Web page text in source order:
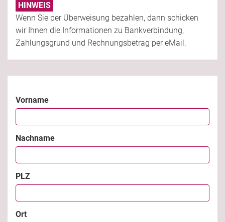
HINWEIS
Wenn Sie per Überweisung bezahlen, dann schicken
wir Ihnen die Informationen zu Bankverbindung,
Zahlungsgrund und Rechnungsbetrag per eMail.
Vorname
Nachname
PLZ
Ort